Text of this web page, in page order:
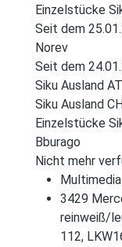
Einzelstücke
Seit dem
Norev
Seit dem
Siku Ausland AT
Siku Ausland CH
Einzelstücke
Bburago
Nicht mehr
Multimedia
3429
reinweiß/
112,